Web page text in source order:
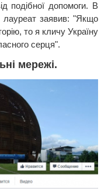
подібної допомоги. В
лауреат заявив: "Якщо
то я кличу Україну
серця".
мережі.